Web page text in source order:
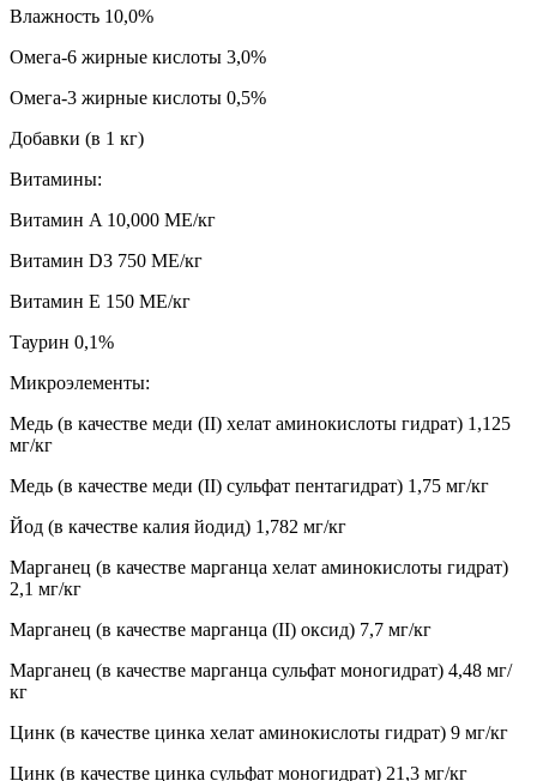
Влажность 10,0%
Омега-6 жирные кислоты 3,0%
Омега-3 жирные кислоты 0,5%
Добавки (в 1 кг)
Витамины:
Витамин A 10,000 МЕ/кг
Витамин D3 750 МЕ/кг
Витамин E 150 МЕ/кг
Таурин 0,1%
Микроэлементы:
Медь (в качестве меди (II) хелат аминокислоты гидрат) 1,125
мг/кг
Медь (в качестве меди (II) сульфат пентагидрат) 1,75 мг/кг
Йод (в качестве калия йодид) 1,782 мг/кг
Марганец (в качестве марганца хелат аминокислоты гидрат)
2,1 мг/кг
Марганец (в качестве марганца (II) оксид) 7,7 мг/кг
Марганец (в качестве марганца сульфат моногидрат) 4,48 мг/
кг
Цинк (в качестве цинка хелат аминокислоты гидрат) 9 мг/кг
Цинк (в качестве цинка сульфат моногидрат) 21,3 мг/кг